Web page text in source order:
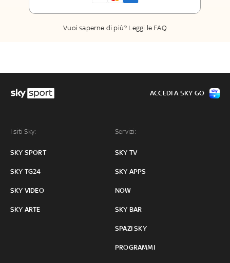
Vuoi saperne di più? Leggi le FAQ
I siti Sky:
SKY SPORT
SKY TG24
SKY VIDEO
SKY ARTE
Servizi:
SKY TV
SKY APPS
NOW
SKY BAR
SPAZI SKY
PROGRAMMI
ACCEDI A SKY GO